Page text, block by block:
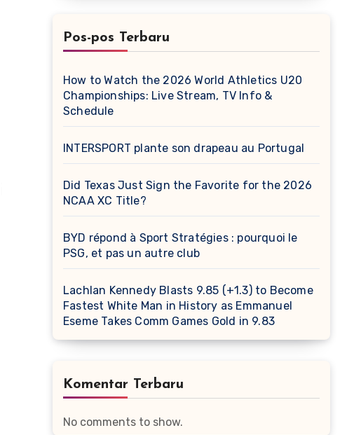
Pos-pos Terbaru
How to Watch the 2026 World Athletics U20
Championships: Live Stream, TV Info &
Schedule
INTERSPORT plante son drapeau au Portugal
Did Texas Just Sign the Favorite for the 2026
NCAA XC Title?
BYD répond à Sport Stratégies : pourquoi le
PSG, et pas un autre club
Lachlan Kennedy Blasts 9.85 (+1.3) to Become
Fastest White Man in History as Emmanuel
Eseme Takes Comm Games Gold in 9.83
Komentar Terbaru
No comments to show.